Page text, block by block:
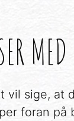
vil sige, at
foran på